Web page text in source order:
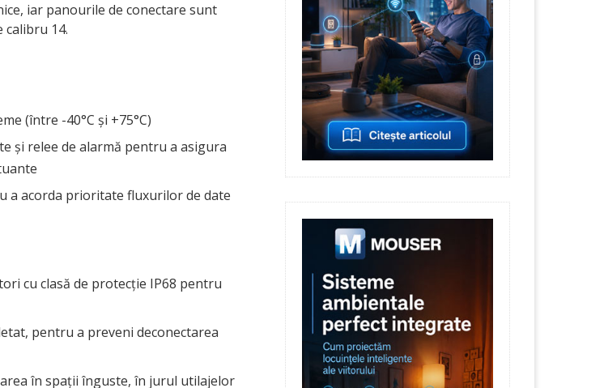
iar panourile de conectare sunt
calibru 14.
(între -40°C și +75°C)
și relee de alarmă pentru a asigura
a acorda prioritate fluxurilor de date
cu clasă de protecție IP68 pentru
pentru a preveni deconectarea
în spații înguste, în jurul utilajelor